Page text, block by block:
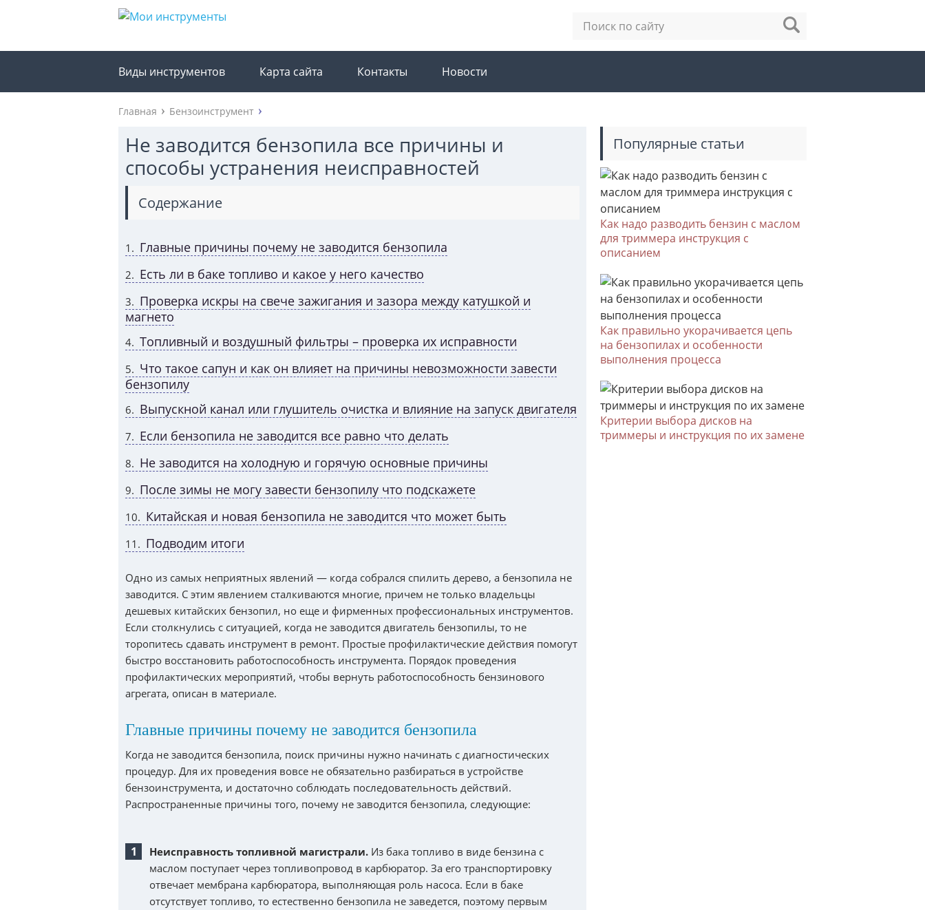
Виды инструментов Карта сайта Контакты Новости
Главная Бензоинструмент
Не заводится бензопила все причины и
способы устранения неисправностей
Содержание
1 Главные причины почему не заводится бензопила
2 Есть ли в баке топливо и какое у него качество
3
Проверка искры на свече зажигания и зазора между катушкой и
магнето
4 Топливный и воздушный фильтры – проверка их исправности
5
Что такое сапун и как он влияет на причины невозможности завести
бензопилу
6 Выпускной канал или глушитель очистка и влияние на запуск двигателя
7 Если бензопила не заводится все равно что делать
8 Не заводится на холодную и горячую основные причины
9 После зимы не могу завести бензопилу что подскажете
10 Китайская и новая бензопила не заводится что может быть
11 Подводим итоги
Одно из самых неприятных явлений — когда собрался спилить дерево, а бензопила не
заводится. С этим явлением сталкиваются многие, причем не только владельцы
дешевых китайских бензопил, но еще и фирменных профессиональных инструментов.
Если столкнулись с ситуацией, когда не заводится двигатель бензопилы, то не
торопитесь сдавать инструмент в ремонт. Простые профилактические действия помогут
быстро восстановить работоспособность инструмента. Порядок проведения
профилактических мероприятий, чтобы вернуть работоспособность бензинового
агрегата, описан в материале.
Главные причины почему не заводится бензопила
Когда не заводится бензопила, поиск причины нужно начинать с диагностических
процедур. Для их проведения вовсе не обязательно разбираться в устройстве
бензоинструмента, и достаточно соблюдать последовательность действий.
Распространенные причины того, почему не заводится бензопила, следующие:
Неисправность топливной магистрали. Из бака топливо в виде бензина с
маслом поступает через топливопровод в карбюратор. За его транспортировку
отвечает мембрана карбюратора, выполняющая роль насоса. Если в баке
отсутствует топливо, то естественно бензопила не заведется, поэтому первым
Популярные статьи
Как надо разводить бензин с маслом
для триммера инструкция с
описанием
Как правильно укорачивается цепь
на бензопилах и особенности
выполнения процесса
Критерии выбора дисков на
триммеры и инструкция по их замене